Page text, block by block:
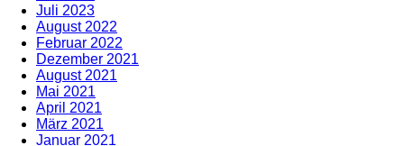
Juli 2023
August 2022
Februar 2022
Dezember 2021
August 2021
Mai 2021
April 2021
März 2021
Januar 2021